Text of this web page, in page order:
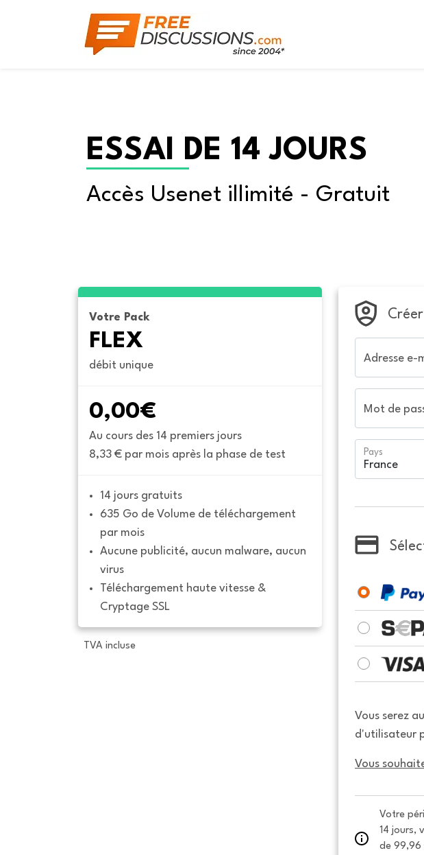
ESSAI DE 14 JOURS
Accès Usenet illimité - Gratuit
Votre Pack
FLEX
débit unique
0,00€
Au cours des 14 premiers jours
8,33 € par mois après la phase de test
14 jours gratuits
635 Go de Volume de téléchargement
par mois
Aucune publicité, aucun malware, aucun
virus
Téléchargement haute vitesse &
Cryptage SSL
TVA incluse
Adresse e-
Mot de
Pays
Vous serez
d'utilisateur
Vous
Votre
14 jours,
de 99,96